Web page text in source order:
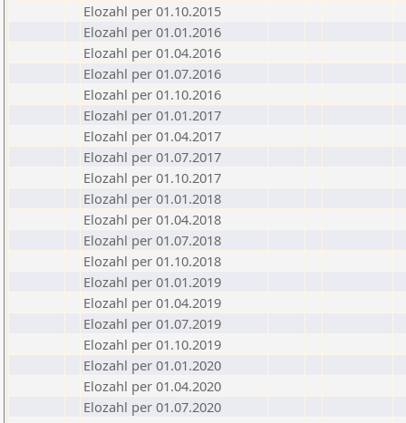
Elozahl per 01.10.2015
Elozahl per 01.01.2016
Elozahl per 01.04.2016
Elozahl per 01.07.2016
Elozahl per 01.10.2016
Elozahl per 01.01.2017
Elozahl per 01.04.2017
Elozahl per 01.07.2017
Elozahl per 01.10.2017
Elozahl per 01.01.2018
Elozahl per 01.04.2018
Elozahl per 01.07.2018
Elozahl per 01.10.2018
Elozahl per 01.01.2019
Elozahl per 01.04.2019
Elozahl per 01.07.2019
Elozahl per 01.10.2019
Elozahl per 01.01.2020
Elozahl per 01.04.2020
Elozahl per 01.07.2020